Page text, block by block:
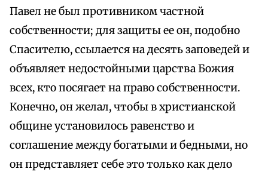
Павел не был противником частной
собственности; для защиты ее он, подобно
Спасителю, ссылается на десять заповедей и
объявляет недостойными царства Божия
всех, кто посягает на право собственности.
Конечно, он желал, чтобы в христианской
общине установилось равенство и
соглашение между богатыми и бедными, но
он представляет себе это только как дело